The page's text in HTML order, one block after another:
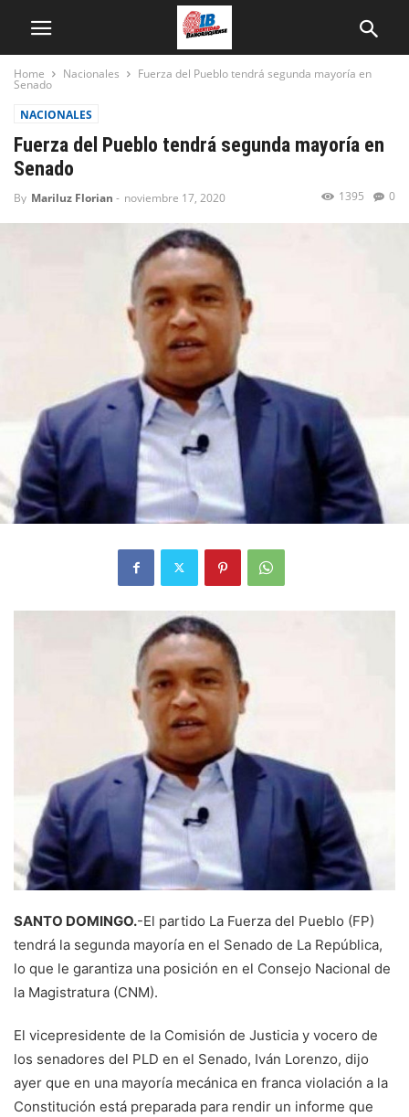
Home Nacionales Fuerza del Pueblo tendrá segunda mayoría en
Senado
NACIONALES
Fuerza del Pueblo tendrá segunda mayoría en
Senado
By Mariluz Florian - noviembre 17, 2020 0
1395
SANTO DOMINGO.-El partido La Fuerza del Pueblo (FP)
tendrá la segunda mayoría en el Senado de La República,
lo que le garantiza una posición en el Consejo Nacional de
la Magistratura (CNM).
El vicepresidente de la Comisión de Justicia y vocero de
los senadores del PLD en el Senado, Iván Lorenzo, dijo
ayer que en una mayoría mecánica en franca violación a la
Constitución está preparada para rendir un informe que